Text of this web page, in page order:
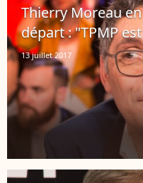
Thierry Moreau
départ : "TPMP
13 juillet 2017